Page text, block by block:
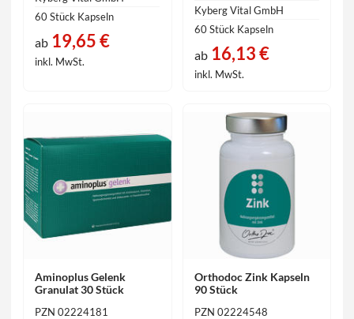
60 Stück Kapseln
ab 19,65 €
inkl. MwSt.
Kyberg Vital GmbH
60 Stück Kapseln
ab16,13 €
inkl. MwSt.
Aminoplus Gelenk
Granulat 30 Stück
PZN 02224181
Orthodoc Zink Kapseln
90 Stück
PZN 02224548